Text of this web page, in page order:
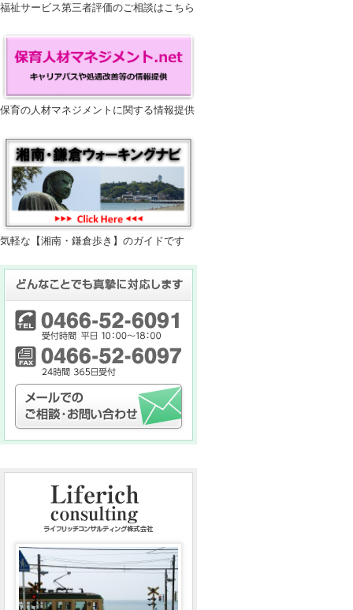
福祉サービス第三者評価のご相談はこちら
保育の人材マネジメントに関する情報提供
気軽な【湘南・鎌倉歩き】のガイドです